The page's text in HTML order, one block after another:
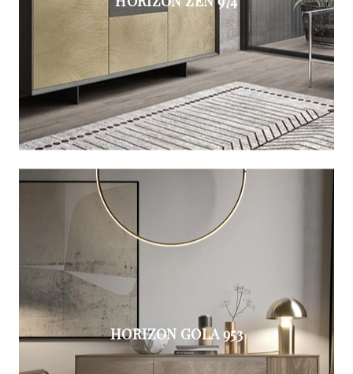
HORIZON GOLA 953